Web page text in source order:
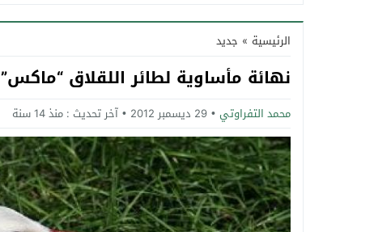
Stop
Next
الرئيسية » جديد
نهائة مأساوية لطائر اللقلاق “ماكس”
محمد التفراوتي 29 ديسمبر 2012 آخر تحديث : منذ 14 سنة